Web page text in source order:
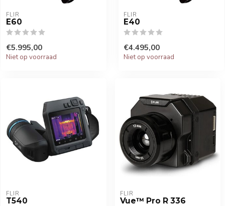
FLIR
E60
€5.995,00
Niet op voorraad
FLIR
E40
€4.495,00
Niet op voorraad
FLIR
T540
FLIR
Vue™ Pro R 336